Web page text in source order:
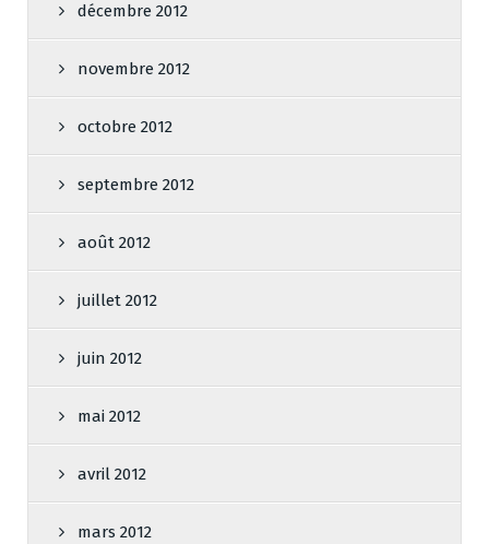
décembre 2012
novembre 2012
octobre 2012
septembre 2012
août 2012
juillet 2012
juin 2012
mai 2012
avril 2012
mars 2012